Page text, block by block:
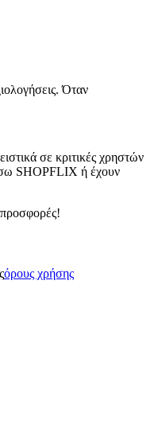
Όταν
σε κριτικές χρηστών
SHOPFLIX ή έχουν
όρους χρήσης